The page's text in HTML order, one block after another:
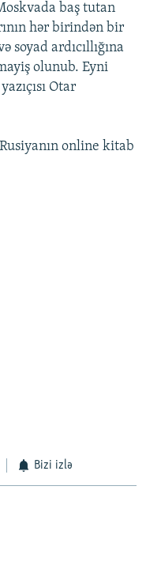
baş tutan
hər birindən bir
soyad ardıcıllığına
olunub. Eyni
Otar
online kitab
Bizi izlə